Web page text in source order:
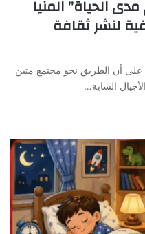
الحياة” المنيا
لنشر ثقافة
على أن الطريق نحو مجتمع متين
الشابة…